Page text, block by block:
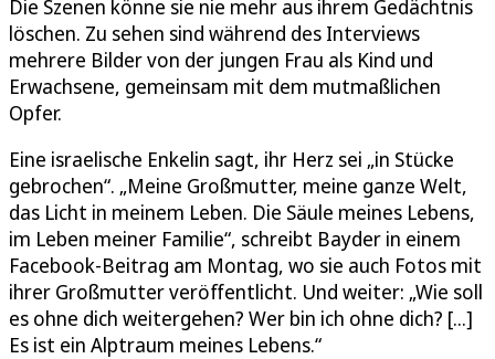
Die Szenen könne sie nie mehr aus ihrem Gedächtnis
löschen. Zu sehen sind während des Interviews
mehrere Bilder von der jungen Frau als Kind und
Erwachsene, gemeinsam mit dem mutmaßlichen
Opfer.
Eine israelische Enkelin sagt, ihr Herz sei „in Stücke
gebrochen“. „Meine Großmutter, meine ganze Welt,
das Licht in meinem Leben. Die Säule meines Lebens,
im Leben meiner Familie“, schreibt Bayder in einem
Facebook-Beitrag am Montag, wo sie auch Fotos mit
ihrer Großmutter veröffentlicht. Und weiter: „Wie soll
es ohne dich weitergehen? Wer bin ich ohne dich? [...]
Es ist ein Alptraum meines Lebens.“